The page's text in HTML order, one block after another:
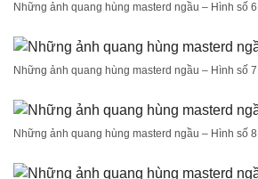
Những ảnh quang hùng masterd ngầu – Hình số 6
Những ảnh quang hùng masterd ngầu – Hình số 7
Những ảnh quang hùng masterd ngầu – Hình số 8